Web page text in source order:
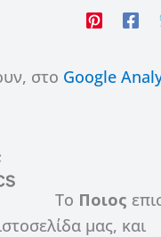
στο Google
Το Ποιος
μας, και